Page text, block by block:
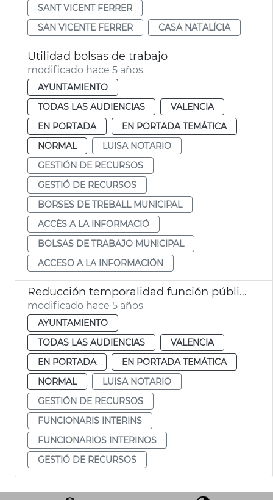
SANT VICENT FERRER
SAN VICENTE FERRER
CASA NATALÍCIA
Utilidad bolsas de trabajo
modificado hace 5 años
AYUNTAMIENTO
TODAS LAS AUDIENCIAS
VALENCIA
EN PORTADA
EN PORTADA TEMÁTICA
NORMAL
LUISA NOTARIO
GESTIÓN DE RECURSOS
GESTIÓ DE RECURSOS
BORSES DE TREBALL MUNICIPAL
ACCÈS A LA INFORMACIÓ
BOLSAS DE TRABAJO MUNICIPAL
ACCESO A LA INFORMACIÓN
Reducción temporalidad función pública
modificado hace 5 años
AYUNTAMIENTO
TODAS LAS AUDIENCIAS
VALENCIA
EN PORTADA
EN PORTADA TEMÁTICA
NORMAL
LUISA NOTARIO
GESTIÓN DE RECURSOS
FUNCIONARIS INTERINS
FUNCIONARIOS INTERINOS
GESTIÓ DE RECURSOS